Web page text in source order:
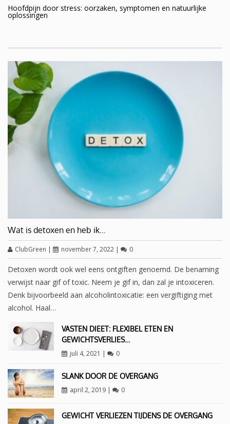
Hoofdpijn door stress: oorzaken, symptomen en natuurlijke
oplossingen
Wat is detoxen en heb ik…
ClubGreen | november 7, 2022 | 0
Detoxen wordt ook wel eens ontgiften genoemd. De benaming
verwijst naar gif of toxic. Neem je gif in, dan zal je intoxiceren.
Denk bijvoorbeeld aan alcoholintoxicatie: een vergiftiging met
alcohol. Haal…
VASTEN DIEET: FLEXIBEL ETEN EN
GEWICHTSVERLIES…
juli 4, 2021 | 0
SLANK DOOR DE OVERGANG
april 2, 2019| 0
GEWICHT VERLIEZEN TIJDENS DE OVERGANG